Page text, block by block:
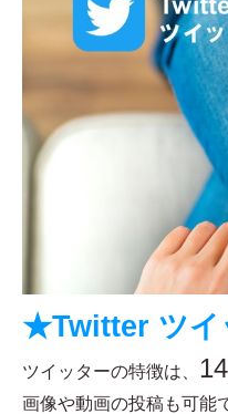
★Twitter ツ
ツイッターの特徴は、
画像や動画の投稿も可能